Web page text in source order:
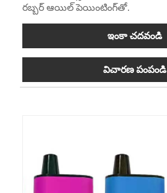
రబ్బర్ ఆయిల్ పెయింటింగ్‌తో.
ఇంకా చదవండి
విచారణ పంపండి